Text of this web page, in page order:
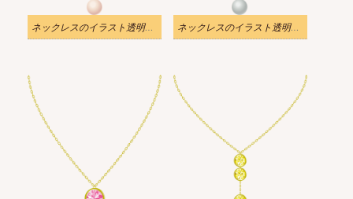
ネックレスのイラスト透明画像 ネックレスのイラスト透明画像 2